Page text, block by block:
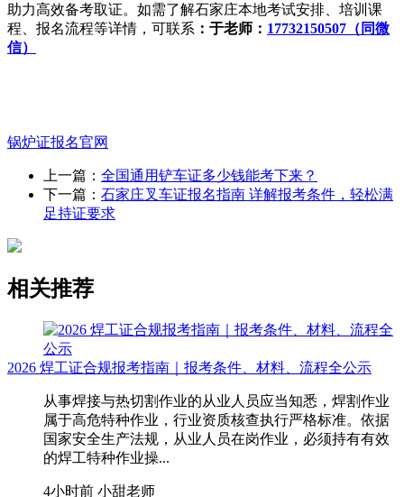
助力高效备考取证。如需了解石家庄本地考试安排、培训课
程、报名流程等详情，可联系 ： 于老师： 17732150507（同微
信）
锅炉证报名官网
上一篇： 全国通用铲车证多少钱能考下来？
下一篇： 石家庄叉车证报名指南 详解报考条件，轻松满
足持证要求
相关推荐
2026 焊工证合规报考指南｜报考条件、材料、流程全公示
从事焊接与热切割作业的从业人员应当知悉，焊割作业
属于高危特种作业，行业资质核查执行严格标准。依据
国家安全生产法规，从业人员在岗作业，必须持有有效
的焊工特种作业操...
4小时前 小甜老师